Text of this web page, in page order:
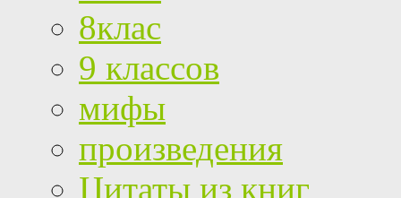
8клас
9 классов
мифы
произведения
Цитаты из книг